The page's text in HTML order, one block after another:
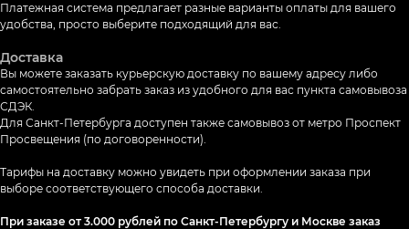
Платежная система предлагает разные варианты оплаты для вашего
удобства, просто выберите подходящий для вас.
Доставка
Вы можете заказать курьерскую доставку по вашему адресу либо
самостоятельно забрать заказ из удобного для вас пункта самовывоза
СДЭК.
Для Санкт-Петербурга доступен также самовывоз от метро Проспект
Просвещения (по договоренности).
Тарифы на доставку можно увидеть при оформлении заказа при
выборе соответствующего способа доставки.
При заказе от 3.000 рублей по Санкт-Петербургу и Москве заказ